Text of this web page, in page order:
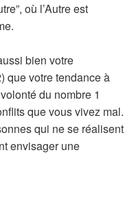
où l’Autre est
bien votre
que votre tendance à
du nombre 1
que vous vivez mal.
qui ne se réalisent
envisager une